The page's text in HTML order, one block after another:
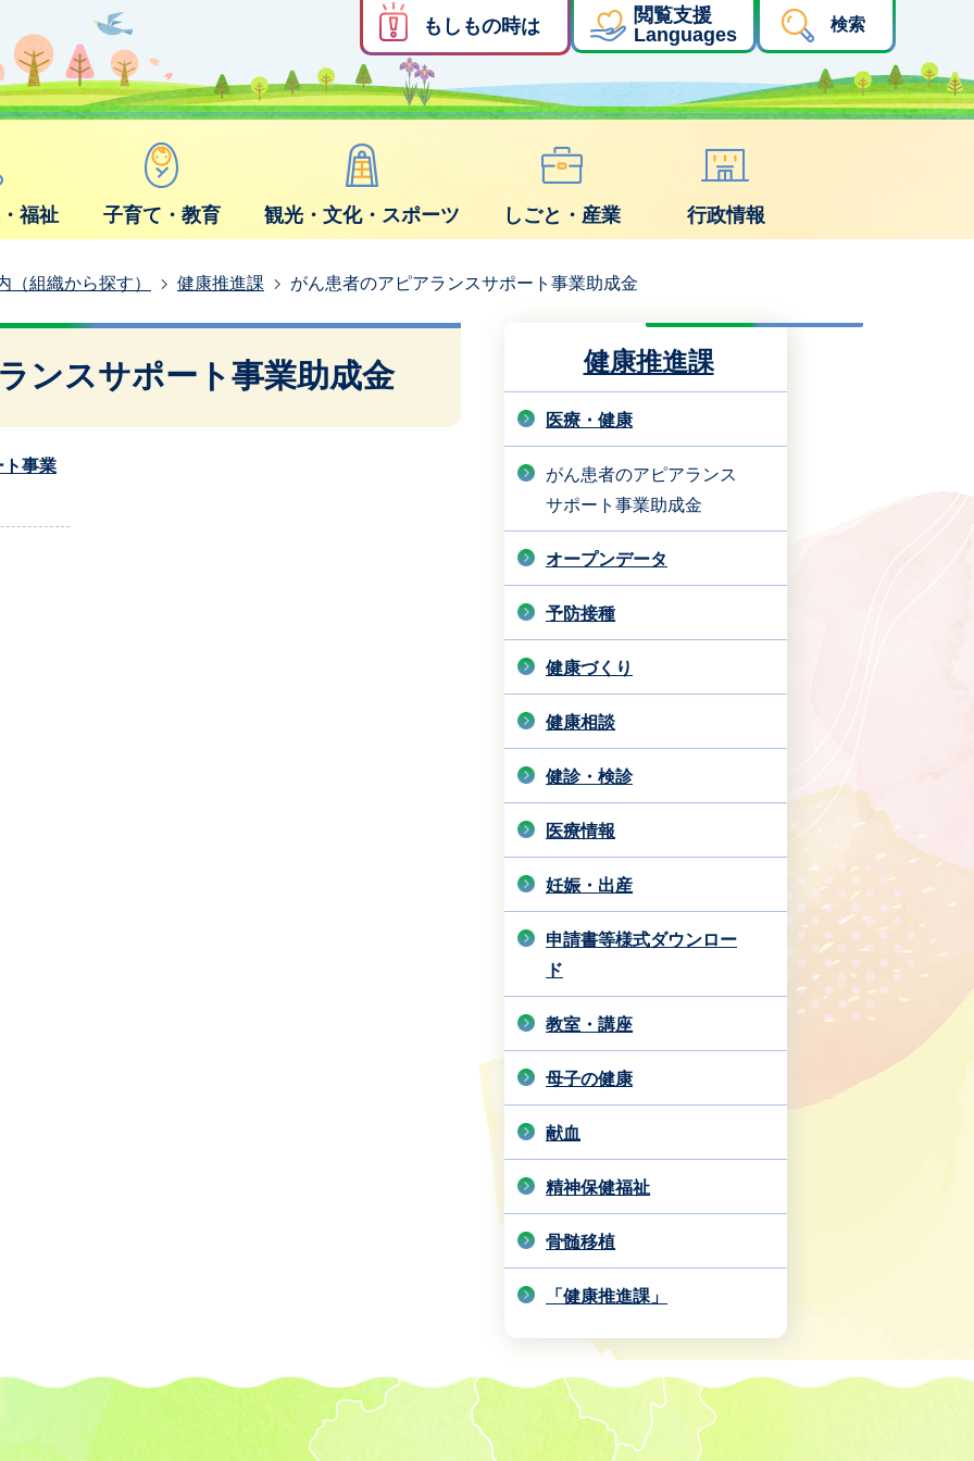
もしもの時は
閲覧支援
Languages
検索
福祉 子育て・教育 観光・文化・スポーツ しごと・産業 行政情報
（組織から探す） 健康推進課 がん患者のアピアランスサポート事業助成金
ンスサポート事業助成金
ト事業
健康推進課
医療・健康
がん患者のアピアランス
サポート事業助成金
オープンデータ
予防接種
健康づくり
健康相談
健診・検診
医療情報
妊娠・出産
申請書等様式ダウンロー
ド
教室・講座
母子の健康
献血
精神保健福祉
骨髄移植
「健康推進課」